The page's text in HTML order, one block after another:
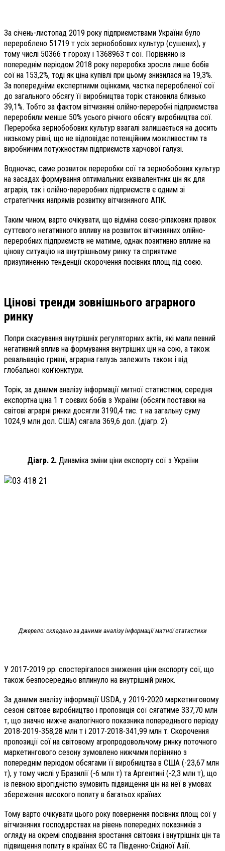
За січень-листопад 2019 року підприємствами України було
перероблено 51719 т усіх зернобобових культур (сушених), у
тому числі 50366 т гороху і 1368963 т сої. Порівняно із
попереднім періодом 2018 року переробка зросла лише бобів
сої на 153,2%, тоді як ціна купівлі при цьому знизилася на 19,3%.
За попередніми експертними оцінками, частка переробленої сої
до загального обсягу її виробництва торік становила близько
39,1%. Тобто за фактом вітчизняні олійно-переробні підприємства
переробили менше 50% усього річного обсягу виробництва сої.
Переробка зернобобових культур взагалі залишається на досить
низькому рівні, що не відповідає потенційним можливостям та
виробничим потужностям підприємств харчової галузі.
Водночас, саме розвиток переробки сої та зернобобових культур
на засадах формування оптимальних еквівалентних цін як для
аграрія, так і олійно-переробних підприємств є одним зі
стратегічних напрямів розвитку вітчизняного АПК.
Таким чином, варто очікувати, що відміна соєво-ріпакових правок
суттєвого негативного впливу на розвиток вітчизняних олійно-
переробних підприємств не матиме, однак позитивно вплине на
цінову ситуацію на внутрішньому ринку та сприятиме
призупиненню тенденції скорочення посівних площ під соєю.
Цінові тренди зовнішнього аграрного
ринку
Попри скасування внутрішніх регуляторних актів, які мали певний
негативний вплив на формування внутрішніх цін на сою, а також
ревальвацію гривні, аграрна галузь залежить також і від
глобальної кон’юнктури.
Торік, за даними аналізу інформації митної статистики, середня
експортна ціна 1 т соєвих бобів з України (обсяги поставки на
світові аграрні ринки досягли 3190,4 тис. т на загальну суму
1024,9 млн дол. США) сягала 369,6 дол. (діагр. 2).
Діагр. 2.Динаміка зміни ціни експорту сої з України
Джерело: складено за даними аналізу інформації митної статистики
У 2017-2019 рр. спостерігалося зниження ціни експорту сої, що
також безпосередньо вплинуло на внутрішній ринок.
За даними аналізу інформації USDA, у 2019-2020 маркетинговому
сезоні світове виробництво і пропозиція сої сягатиме 337,70 млн
т, що значно нижче аналогічного показника попереднього періоду
2018-2019-358,28 млн т і 2017-2018-341,99 млн т. Скорочення
пропозиції сої на світовому агропродовольчому ринку поточного
маркетингового сезону зумовлено нижчими порівняно з
попереднім періодом обсягами її виробництва в США (-23,67 млн
т), у тому числі у Бразилії (-6 млн т) та Аргентині (-2,3 млн т), що
із певною вірогідністю зумовить підвищення цін на неї в умовах
збереження високого попиту в багатьох країнах.
Тому варто очікувати цього року повернення посівних площ сої у
вітчизняних господарствах на рівень попередніх показників з
огляду на окремі сподівання зростання світових і внутрішніх цін та
підвищення попиту в країнах ЄС та Південно-Східної Азії.